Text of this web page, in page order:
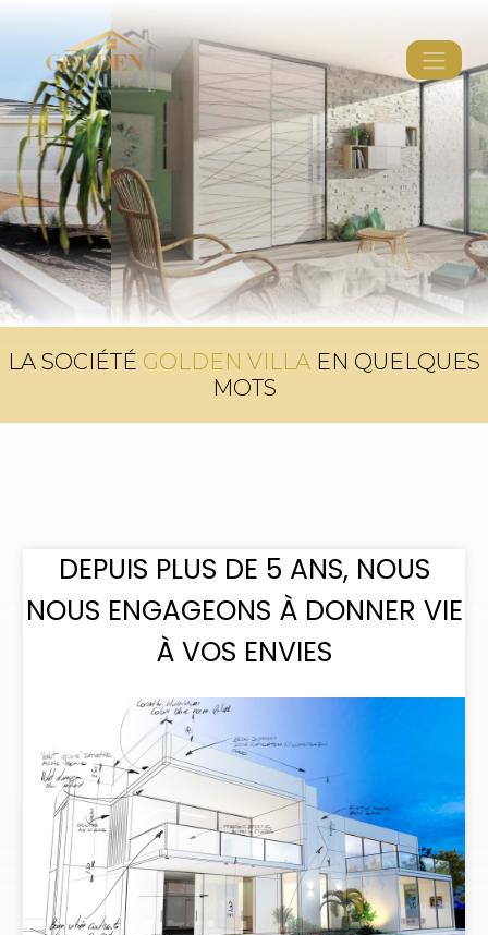
LA SOCIÉTÉ GOLDEN VILLA EN QUELQUES
MOTS
DEPUIS PLUS DE 5 ANS, NOUS
NOUS ENGAGEONS À DONNER VIE
À VOS ENVIES